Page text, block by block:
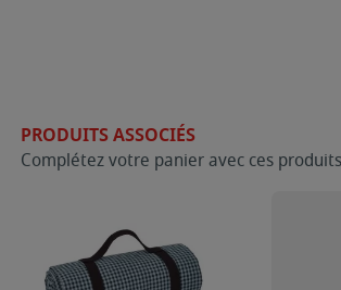
PRODUITS ASSOCIÉS
Complétez votre panier avec ces produits